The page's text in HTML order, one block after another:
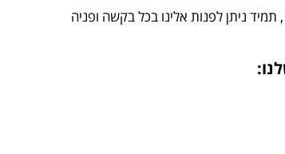
תמיד ניתן לפנות אלינו בכל בקשה ופניה